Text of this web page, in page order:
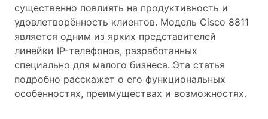
существенно повлиять на продуктивность и
удовлетворённость клиентов. Модель Cisco 8811
является одним из ярких представителей
линейки IP-телефонов, разработанных
специально для малого бизнеса. Эта статья
подробно расскажет о его функциональных
особенностях, преимуществах и возможностях.